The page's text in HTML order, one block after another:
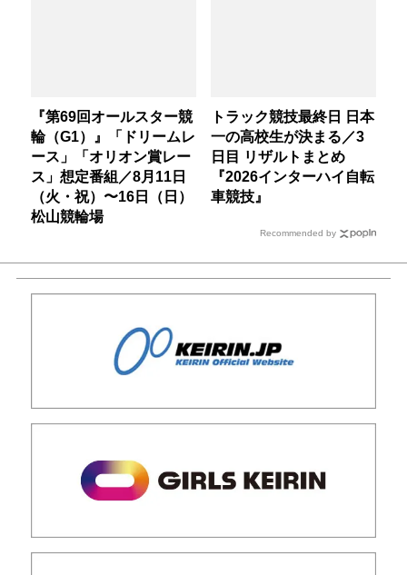
『第69回オールスター競
輪（G1）』「ドリームレ
ース」「オリオン賞レー
ス」想定番組／8月11日
（火・祝）〜16日（日）
松山競輪場
トラック競技最終日 日本
一の高校生が決まる／3
日目 リザルトまとめ
『2026インターハイ自転
車競技』
Recommended by